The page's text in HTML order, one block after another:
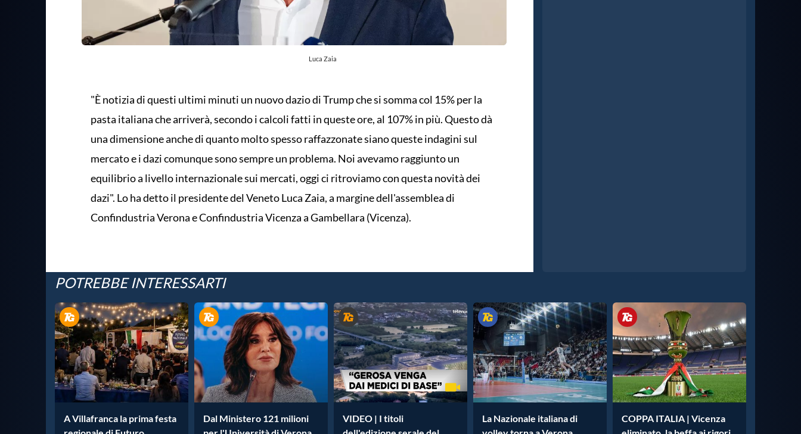
Luca Zaia
"È notizia di questi ultimi minuti un nuovo dazio di Trump che si somma col 15% per la
pasta italiana che arriverà, secondo i calcoli fatti in queste ore, al 107% in più. Questo dà
una dimensione anche di quanto molto spesso raffazzonate siano queste indagini sul
mercato e i dazi comunque sono sempre un problema. Noi avevamo raggiunto un
equilibrio a livello internazionale sui mercati, oggi ci ritroviamo con questa novità dei
dazi". Lo ha detto il presidente del Veneto Luca Zaia, a margine dell'assemblea di
Confindustria Verona e Confindustria Vicenza a Gambellara (Vicenza).
POTREBBE INTERESSARTI
A Villafranca la prima festa
Dal Ministero 121 milioni
VIDEO | I titoli
La Nazionale italiana di
COPPA ITALIA | Vicenza